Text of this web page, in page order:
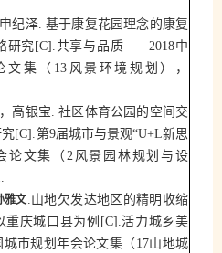
申纪泽.基于康复花园理念的康复
研究 [C].共享与品质——2018中
文集（ 13风景环境规划），
高银宝.社区体育公园的空间交
[C].第9届城市与景观“U+L新思
论文集（ 2风景园林规划与设
雅文.山地欠发达地区的精明收缩
庆城口县为例 [C].活力城乡美
城市规划年会论文集（ 17山地城